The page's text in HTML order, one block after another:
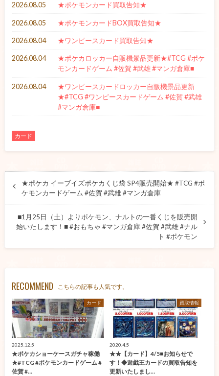
2026.08.05 ★ポケモンカード買取告知★
2026.08.05 ★ポケモンカードBOX買取告知★
2026.08.04 ★ワンピースカード買取告知★
2026.08.04
★ポケカロッカー自販機景品更新★#TCG #ポケ
モンカードゲーム #佐賀 #武雄 #マンガ倉庫■
2026.08.04
★ワンピースカードロッカー自販機景品更新
★#TCG #ワンピースカードゲーム #佐賀 #武雄
#マンガ倉庫■
カード
★ポケカ イーブイズポケカくじ袋 SP4販売開始★ #TCG #ポ
ケモンカードゲーム #佐賀 #武雄 #マンガ倉庫
■1月25日（土）よりポケモン、ナルトの一番くじを販売開
始いたします！■ #おもちゃ #マンガ倉庫 #佐賀 #武雄 #ナル
ト #ポケモン
RECOMMEND こちらの記事も人気です。
カード
2025.12.5
★ポケカショーケースガチャ稼働
★#TCG #ポケモンカードゲーム #
佐賀 #…
買取情報
2020.4.5
★★【カード】4/5■お知らせで
す！◆遊戯王カードの買取告知を
更新いたしまし…